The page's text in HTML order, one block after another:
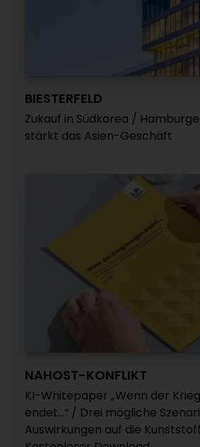
BIESTERFELD
Zukauf in Südkorea /
stärkt das Asien-Geschäft
NAHOST-KONFLIKT
KI-Whitepaper „Wenn der
endet...“ / Drei mögliche
Auswirkungen auf die